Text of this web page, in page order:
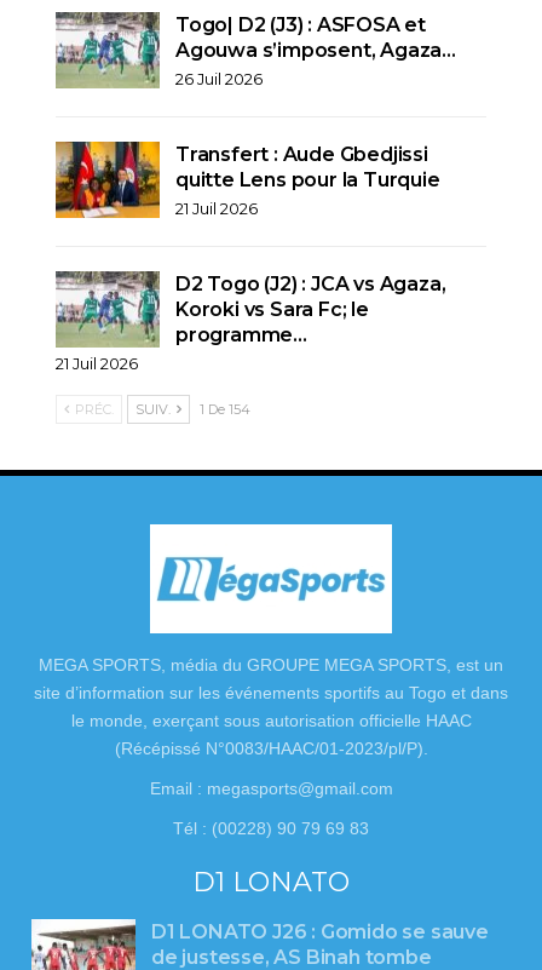
Togo| D2 (J3) : ASFOSA et
Agouwa s’imposent, Agaza…
26 Juil 2026
Transfert : Aude Gbedjissi
quitte Lens pour la Turquie
21 Juil 2026
D2 Togo (J2) : JCA vs Agaza,
Koroki vs Sara Fc; le
programme…
21 Juil 2026
PRÉC. SUIV. 1 De 154
MEGA SPORTS, média du GROUPE MEGA SPORTS, est un
site d’information sur les événements sportifs au Togo et dans
le monde, exerçant sous autorisation officielle HAAC
(Récépissé N°0083/HAAC/01-2023/pl/P).
Email : megasports@gmail.com
Tél : (00228) 90 79 69 83
D1 LONATO
D1 LONATO J26 : Gomido se sauve
de justesse, AS Binah tombe